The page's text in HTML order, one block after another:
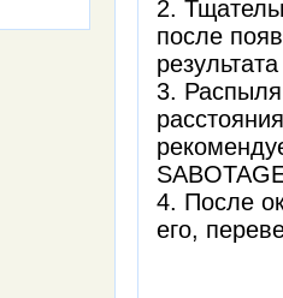
2.
после
3.
4. После
его,